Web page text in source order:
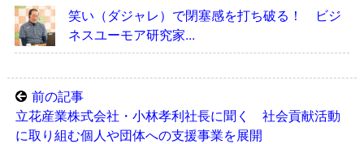
笑い（ダジャレ）で閉塞感を打ち破る！ ビジ
ネスユーモア研究家...
前の記事
立花産業株式会社・小林孝利社長に聞く 社会貢献活動
に取り組む個人や団体への支援事業を展開